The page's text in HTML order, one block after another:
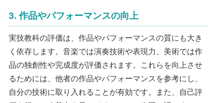
3. 作品やパフォーマンスの向上
実技教科の評価は、作品やパフォーマンスの質にも大き
く依存します。音楽では演奏技術や表現力、美術では作
品の独創性や完成度が評価されます。これらを向上させ
るためには、他者の作品やパフォーマンスを参考にし、
自分の技術に取り入れることが有効です。また、自己評